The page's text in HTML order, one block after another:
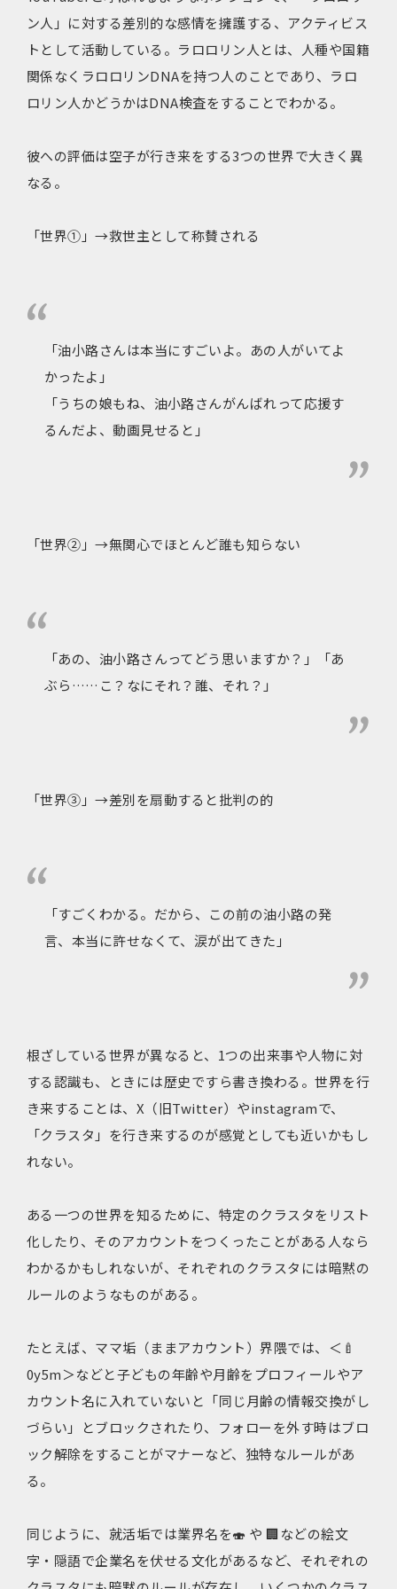
ン人」に対する差別的な感情を擁護する、アクティビス
トとして活動している。ラロロリン人とは、人種や国籍
関係なくラロロリンDNAを持つ人のことであり、ラロ
ロリン人かどうかはDNA検査をすることでわかる。
彼への評価は空子が行き来をする3つの世界で大きく異
なる。
「世界①」→救世主として称賛される
「油小路さんは本当にすごいよ。あの人がいてよ
かったよ」
「うちの娘もね、油小路さんがんばれって応援す
るんだよ、動画見せると」
「世界②」→無関心でほとんど誰も知らない
「あの、油小路さんってどう思いますか？」「あ
ぶら……こ？なにそれ？誰、それ？」
「世界③」→差別を扇動すると批判の的
「すごくわかる。だから、この前の油小路の発
言、本当に許せなくて、涙が出てきた」
根ざしている世界が異なると、1つの出来事や人物に対
する認識も、ときには歴史ですら書き換わる。世界を行
き来することは、X（旧Twitter）やinstagramで、
「クラスタ」を行き来するのが感覚としても近いかもし
れない。
ある一つの世界を知るために、特定のクラスタをリスト
化したり、そのアカウントをつくったことがある人なら
わかるかもしれないが、それぞれのクラスタには暗黙の
ルールのようなものがある。
たとえば、ママ垢（ままアカウント）界隈では、＜🍼
0y5m＞などと子どもの年齢や月齢をプロフィールやア
カウント名に入れていないと「同じ月齢の情報交換がし
づらい」とブロックされたり、フォローを外す時はブロ
ック解除をすることがマナーなど、独特なルールがあ
る。
同じように、就活垢では業界名を🍣 や 🏢などの絵文
字・隠語で企業名を伏せる文化があるなど、それぞれの